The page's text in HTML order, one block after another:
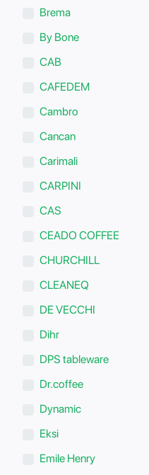
Brema
By Bone
CAB
CAFEDEM
Cambro
Cancan
Carimali
CARPINI
CAS
CEADO COFFEE
CHURCHILL
CLEANEQ
DE VECCHI
Dihr
DPS tableware
Dr.coffee
Dynamic
Eksi
Emile Henry